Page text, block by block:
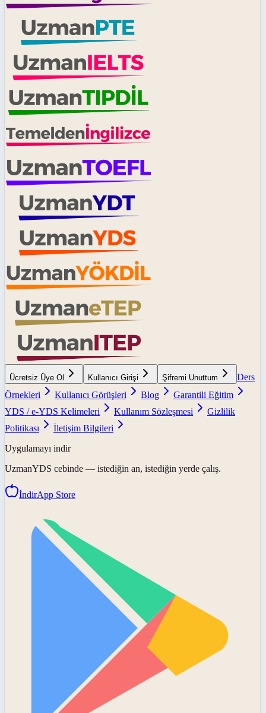
Ücretsiz Üye Ol Kullanıcı Girişi Şifremi Unuttum
Ders
Örnekleri
Kullanıcı Görüşleri Blog
Garantili Eğitim
YDS / e-YDS Kelimeleri
Kullanım Sözleşmesi
Gizlilik
Politikası
İletişim Bilgileri
Uygulamayı indir
UzmanYDS cebinde — istediğin an, istediğin yerde çalış.
İndirApp Store